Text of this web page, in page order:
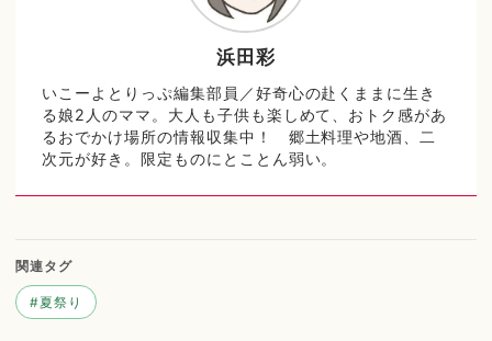
浜田彩
いこーよとりっぷ編集部員／好奇心の赴くままに生き
る娘2人のママ。大人も子供も楽しめて、おトク感があ
るおでかけ場所の情報収集中！ 郷土料理や地酒、二
次元が好き。限定ものにとことん弱い。
関連タグ
#夏祭り